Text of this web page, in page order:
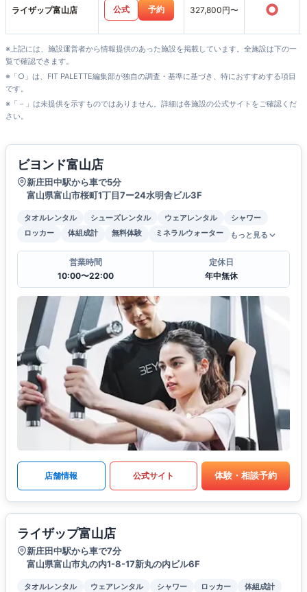
ライザップ富山店 公式 予約 327,800円〜 ○
※上記には、施設運営者から情報提供のあった施設を掲載しています。全施設は下の一
覧で確認できます。
※「○」は、FIT PALETTE編集部が独自の調査・基準に基づき、特におすすめする項目
です。
※「－」は未提供を示すものではありません。詳細は各施設の公式サイトをご確認くだ
さい。
ビヨンド富山店
新庄田中駅から車で5分
富山県富山市桜町1丁目7ー24水明舎ビル3F
タオルレンタル シューズレンタル ウェアレンタル
シャワー
ロッカー
体組成計 無料体験 ミネラルウォーター もっと見る
営業時間
10:00〜22:00
定休日
年中無休
店舗情報 公式サイト 体験・相談予約
ライザップ富山店
新庄田中駅から車で7分
富山県富山市丸の内1-8-17新丸の内ビル6F
タオルレンタル ウェアレンタル シャワー ロッカー
体組成計